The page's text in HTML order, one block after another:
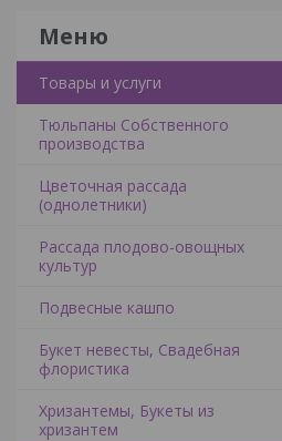
Товары и услуги
Тюльпаны Собственного
производства
Цветочная рассада
(однолетники)
Рассада плодово-овощных
культур
Подвесные кашпо
Букет невесты, Свадебная
флористика
Хризантемы, Букеты из
хризантем